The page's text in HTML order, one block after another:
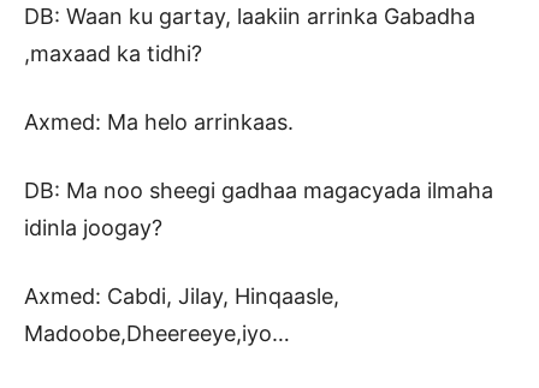
DB: Waan ku gartay, laakiin arrinka Gabadha
,maxaad ka tidhi?
Axmed: Ma helo arrinkaas.
DB: Ma noo sheegi gadhaa magacyada ilmaha
idinla joogay?
Axmed: Cabdi, Jilay, Hinqaasle,
Madoobe,Dheereeye,iyo…